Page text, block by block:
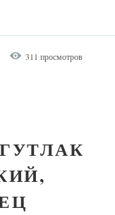
311 просмотров